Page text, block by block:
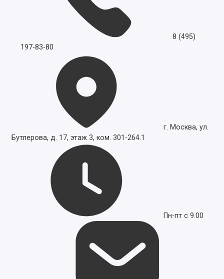
8 (495)
197-83-80
г. Москва, ул.
Бутлерова, д. 17, этаж 3, ком. 301-264.1
Пн-пт с 9.00